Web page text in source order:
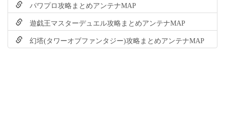
パワプロ攻略まとめアンテナMAP
遊戯王マスターデュエル攻略まとめアンテナMAP
幻塔(タワーオブファンタジー)攻略まとめアンテナMAP